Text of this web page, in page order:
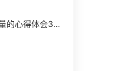
如何提升iso三体系认证质量(个人对质量的心得体会300字)